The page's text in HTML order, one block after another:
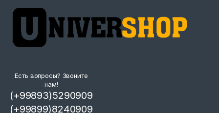
Есть вопросы? Звоните
нам!
(+99893)5290909
(+99899)8240909